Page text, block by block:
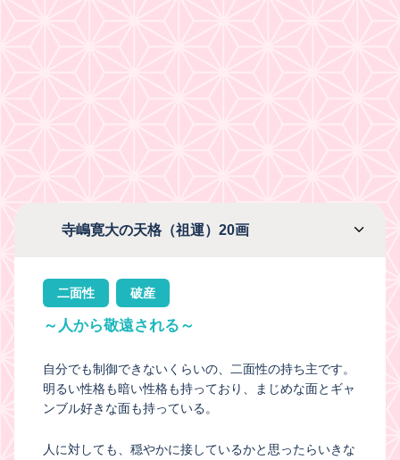
寺嶋寛大の天格（祖運）20画
二面性 破産
～人から敬遠される～
自分でも制御できないくらいの、二面性の持ち主です。
明るい性格も暗い性格も持っており、まじめな面とギャ
ンブル好きな面も持っている。
人に対しても、穏やかに接しているかと思ったらいきな